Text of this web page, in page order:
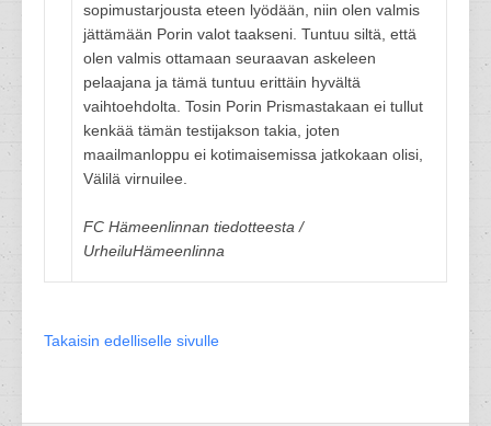
sopimustarjousta eteen lyödään, niin olen valmis
jättämään Porin valot taakseni. Tuntuu siltä, että
olen valmis ottamaan seuraavan askeleen
pelaajana ja tämä tuntuu erittäin hyvältä
vaihtoehdolta. Tosin Porin Prismastakaan ei tullut
kenkää tämän testijakson takia, joten
maailmanloppu ei kotimaisemissa jatkokaan olisi,
Välilä virnuilee.
FC Hämeenlinnan tiedotteesta /
UrheiluHämeenlinna
Takaisin edelliselle sivulle